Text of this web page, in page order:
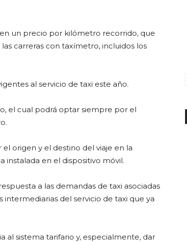
un precio por kilómetro recorrido, que
carreras con taxímetro, incluidos los
al servicio de taxi este año.
el cual podrá optar siempre por el
origen y el destino del viaje en la
instalada en el dispositivo móvil.
a las demandas de taxi asociadas
intermediarias del servicio de taxi que ya
al sistema tarifario y, especialmente, dar